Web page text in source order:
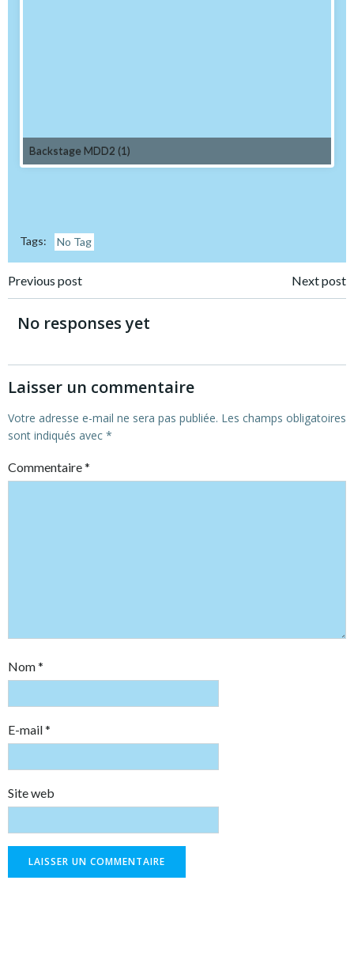
Backstage MDD2 (1)
Tags: No Tag
Post
navigation
Previous post Next post
No responses yet
Laisser un commentaire
Votre adresse e-mail ne sera pas publiée. Les champs obligatoires
sont indiqués avec *
Commentaire*
Nom*
E-mail*
Site web